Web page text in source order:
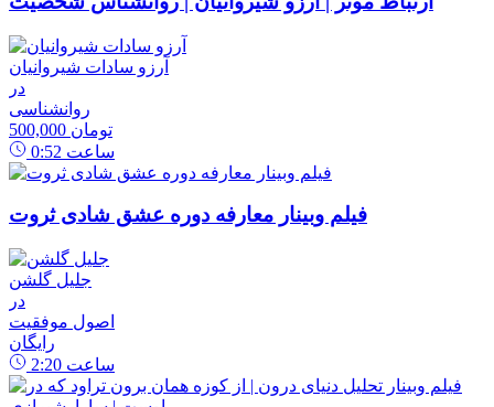
آرزو سادات شیروانیان
در
روانشناسی
500,000 تومان
0:52 ساعت
فیلم وبینار معارفه دوره عشق شادی ثروت
جلیل گلشن
در
اصول موفقیت
رایگان
2:20 ساعت